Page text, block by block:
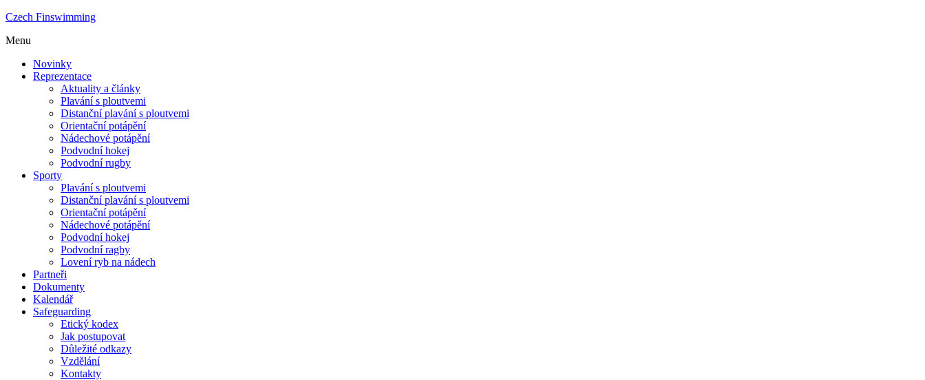
Czech Finswimming
Menu
Novinky
Reprezentace
Aktuality a články
Plavání s ploutvemi
Distanční plavání s ploutvemi
Orientační potápění
Nádechové potápění
Podvodní hokej
Podvodní rugby
Sporty
Plavání s ploutvemi
Distanční plavání s ploutvemi
Orientační potápění
Nádechové potápění
Podvodní hokej
Podvodní ragby
Lovení ryb na nádech
Partneři
Dokumenty
Kalendář
Safeguarding
Etický kodex
Jak postupovat
Důležité odkazy
Vzdělání
Kontakty